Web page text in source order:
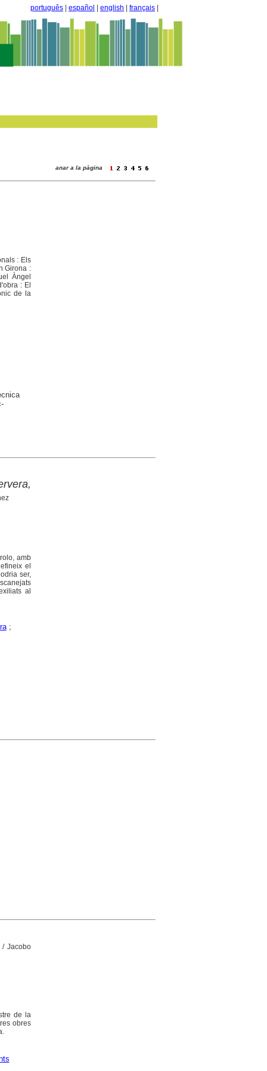
português español english français
anar a la pàgina
: Els
Girona :
Àngel
: El
de la
amb
el
ser,
al
;
/ Jacobo
de la
obres